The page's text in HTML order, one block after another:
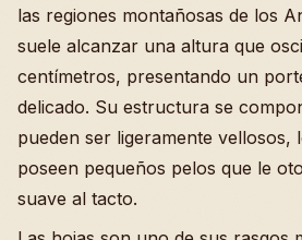
las regiones montañosas de los
suele alcanzar una altura que
centímetros, presentando un
delicado. Su estructura se
pueden ser ligeramente vellosos,
poseen pequeños pelos que le
suave al tacto.